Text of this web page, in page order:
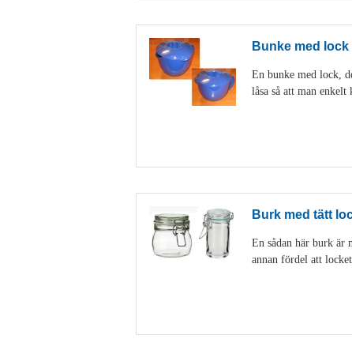
Bunke med lock
En bunke med lock,
låsa så att man
Burk med tätt
En sådan här burk är
annan fördel att